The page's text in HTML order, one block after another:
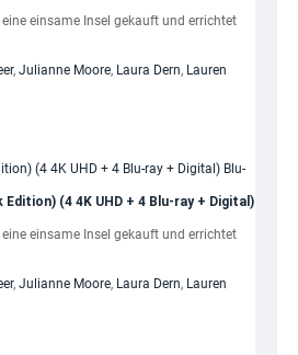
einsame Insel gekauft und errichtet
, Julianne Moore, Laura Dern, Lauren
(4 4K UHD + 4 Blu-ray + Digital)
einsame Insel gekauft und errichtet
, Julianne Moore, Laura Dern, Lauren